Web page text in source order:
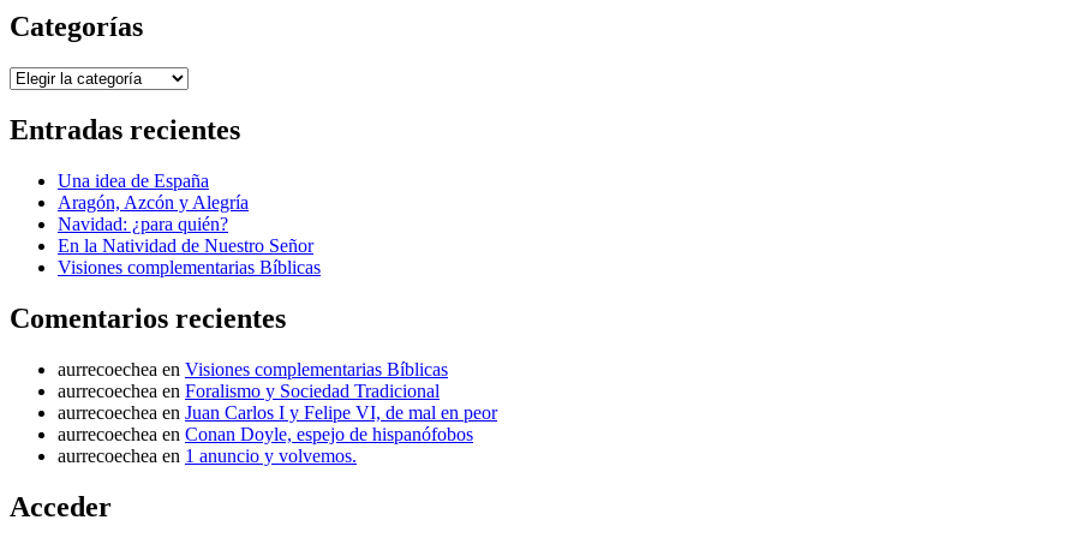
Categorías
Categorías
Entradas recientes
Una idea de España
Aragón, Azcón y Alegría
Navidad: ¿para quién?
En la Natividad de Nuestro Señor
Visiones complementarias Bíblicas
Comentarios recientes
aurrecoechea en Visiones complementarias Bíblicas
aurrecoechea en Foralismo y Sociedad Tradicional
aurrecoechea en Juan Carlos I y Felipe VI, de mal en peor
aurrecoechea en Conan Doyle, espejo de hispanófobos
aurrecoechea en 1 anuncio y volvemos.
Acceder